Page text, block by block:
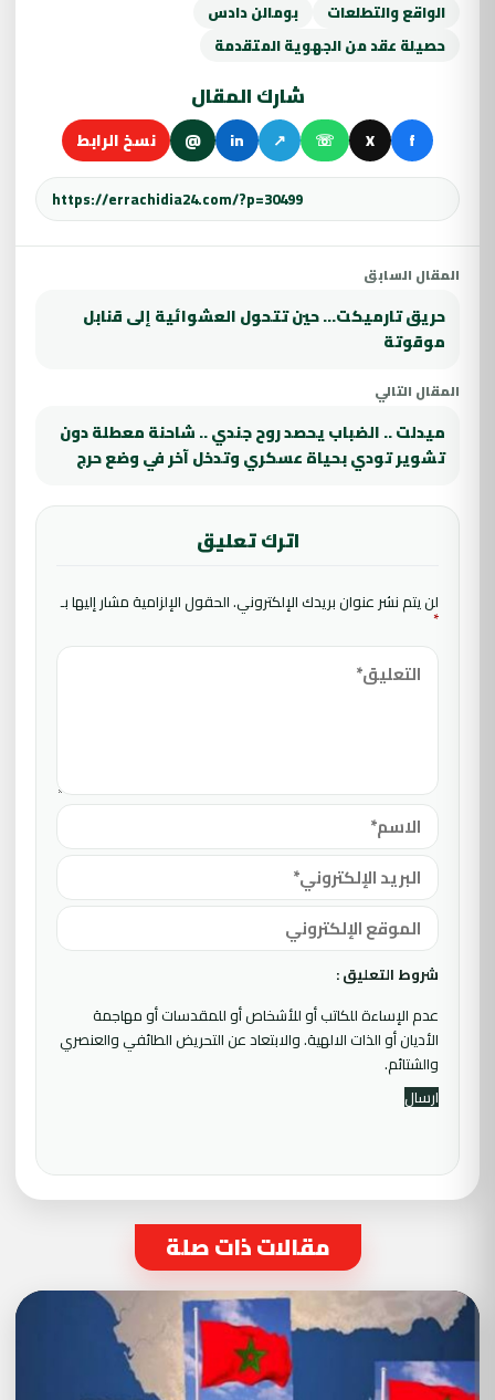
الواقع والتطلعات
بومالن دادس
حصيلة عقد من الجهوية المتقدمة
شارك المقال
f
X
☏
↗
in
@ نسخ الرابط
المقال السابق
حريق تارميكت… حين تتحول العشوائية إلى قنابل
موقوتة
المقال التالي
ميدلت .. الضباب يحصد روح جندي .. شاحنة معطلة دون
تشوير تودي بحياة عسكري وتدخل آخر في وضع حرج
اترك تعليق
لن يتم نشر عنوان بريدك الإلكتروني.الحقول الإلزامية مشار إليها بـ
*
شروط التعليق :
عدم الإساءة للكاتب أو للأشخاص أو للمقدسات أو مهاجمة
الأديان أو الذات الالهية. والابتعاد عن التحريض الطائفي والعنصري
والشتائم.
مقالات ذات صلة